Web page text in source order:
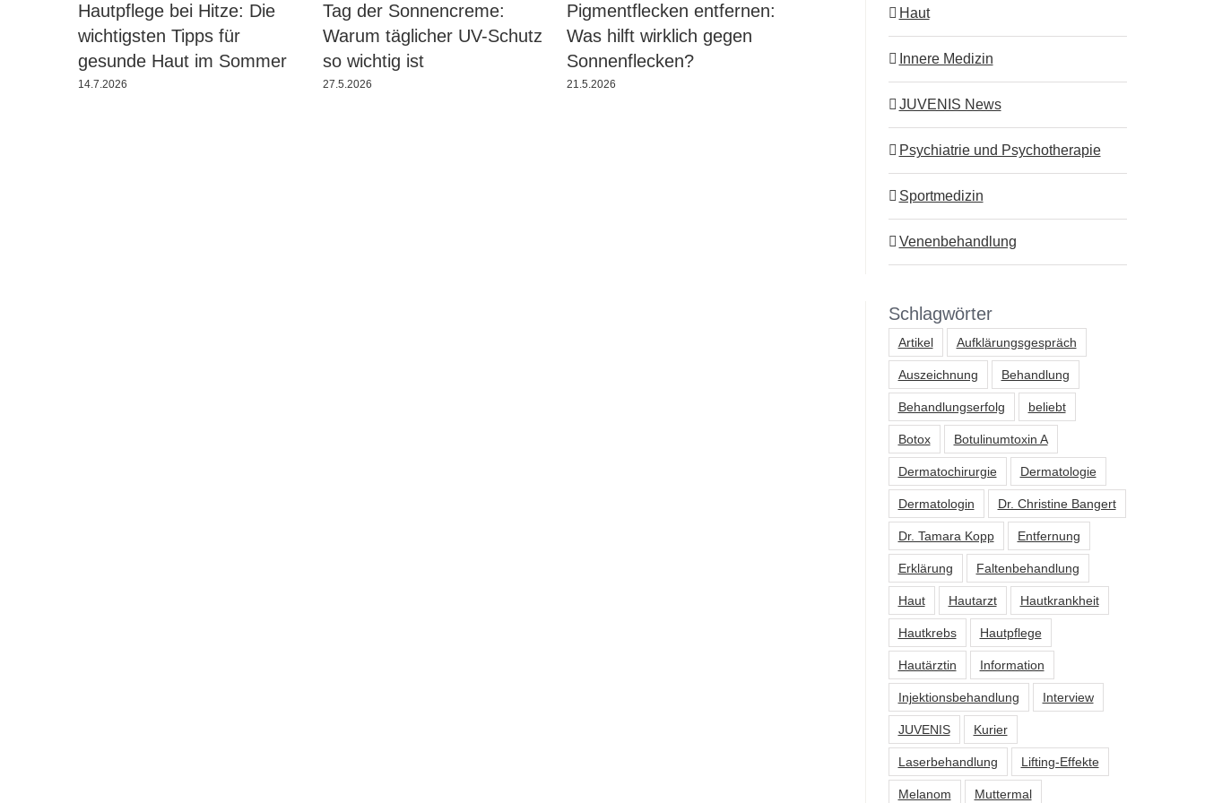
Hautpflege bei Hitze: Die
wichtigsten Tipps für
gesunde Haut im Sommer
14.7.2026
Tag der Sonnencreme:
Warum täglicher UV-Schutz
so wichtig ist
27.5.2026
Pigmentflecken entfernen:
Was hilft wirklich gegen
Sonnenflecken?
21.5.2026
Hautarzt Notfall Wien: Wann
sollte man sofort handeln?
sich selbst
Haut
Innere Medizin
JUVENIS News
Psychiatrie und Psychotherapie
Sportmedizin
Venenbehandlung
Schlagwörter
Artikel Aufklärungsgespräch
Auszeichnung Behandlung
Behandlungserfolg beliebt
Botox Botulinumtoxin A
Dermatochirurgie Dermatologie
Dermatologin Dr. Christine Bangert
Dr. Tamara Kopp Entfernung
Erklärung Faltenbehandlung
Haut Hautarzt Hautkrankheit
Hautkrebs Hautpflege
Hautärztin Information
Injektionsbehandlung Interview
JUVENIS Kurier
Laserbehandlung Lifting-Effekte
Melanom Muttermal